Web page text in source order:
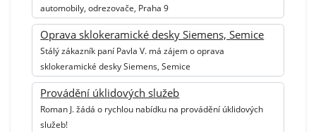
automobily, odrezovače, Praha 9
Oprava sklokeramické desky Siemens, Semice
Stálý zákazník paní Pavla V. má zájem o oprava
sklokeramické desky Siemens, Semice
Provádění úklidových služeb
Roman J. žádá o rychlou nabídku na provádění úklidových
služeb!